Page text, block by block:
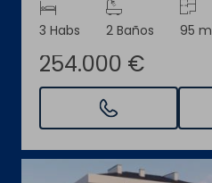
3 Habs 2 Baños 95 m
254.000 €